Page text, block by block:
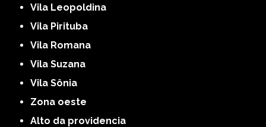
Vila Leopoldina
Vila Pirituba
Vila Romana
Vila Suzana
Vila Sônia
Zona oeste
alto da providencia